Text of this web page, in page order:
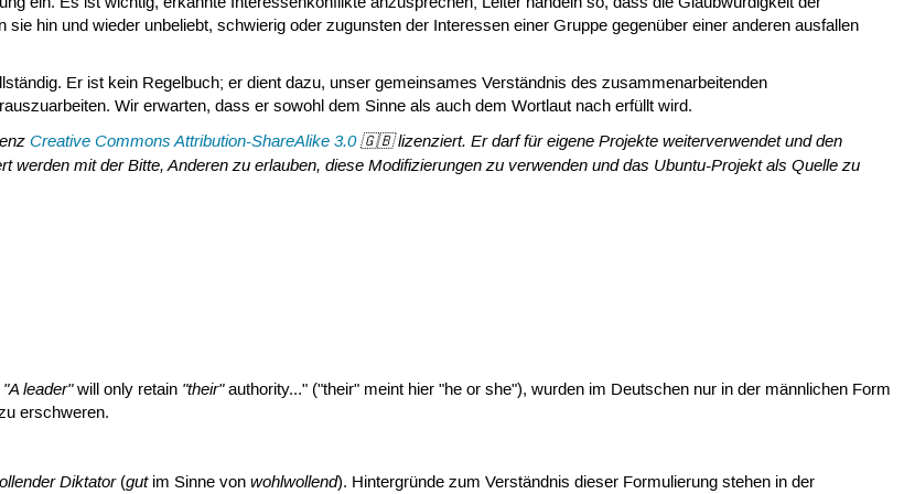
hin und wieder unbeliebt, schwierig oder zugunsten der Interessen einer Gruppe gegenüber einer anderen ausfallen
Er ist kein Regelbuch; er dient dazu, unser gemeinsames Verständnis des zusammenarbeitenden
Wir erwarten, dass er sowohl dem Sinne als auch dem Wortlaut nach erfüllt wird.
Creative Commons Attribution-ShareAlike 3.0🇬🇧 lizenziert. Er darf für eigene Projekte weiterverwendet und den
werden mit der Bitte, Anderen zu erlauben, diese Modifizierungen zu verwenden und das Ubuntu-Projekt als Quelle zu
"A leader"will only retain "their"authority..." ("their" meint hier "he or she"), wurden im Deutschen nur in der männlichen Form
erschweren.
Diktator(gutim Sinne von wohlwollend). Hintergründe zum Verständnis dieser Formulierung stehen in der